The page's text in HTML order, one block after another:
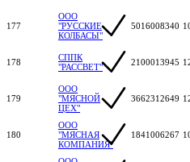
177
ООО
"РУССКИЕ
КОЛБАСЫ"
5016008340
178
СППК
"РАССВЕТ"
2100013945
179
ООО
"МЯСНОЙ
ЦЕХ"
3662312649
180
ООО
"МЯСНАЯ
КОМПАНИЯ"
1841006267